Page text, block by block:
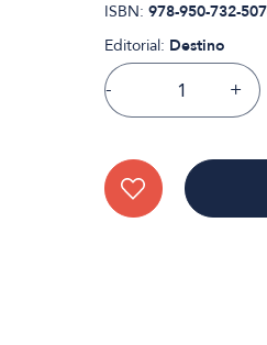
ISBN: 978-950-732-
Editorial: Destino
- +